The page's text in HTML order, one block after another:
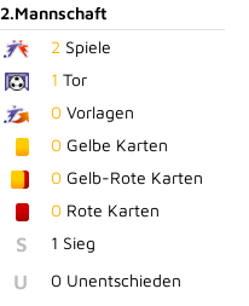
2.Mannschaft
2 Spiele
1 Tor
0Vorlagen
0Gelbe Karten
0Gelb-Rote Karten
0Rote Karten
S 1 Sieg
U 0 Unentschieden